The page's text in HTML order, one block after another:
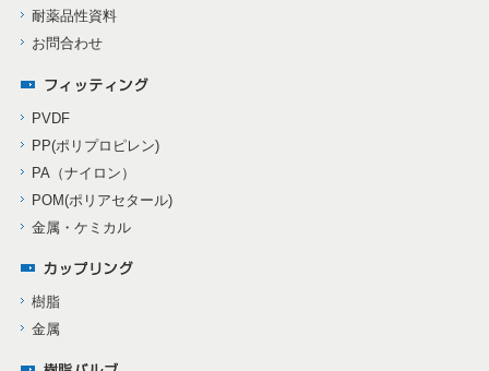
耐薬品性資料
お問合わせ
PVDF
PP(ポリプロピレン)
PA（ナイロン）
POM(ポリアセタール)
金属・ケミカル
樹脂
金属